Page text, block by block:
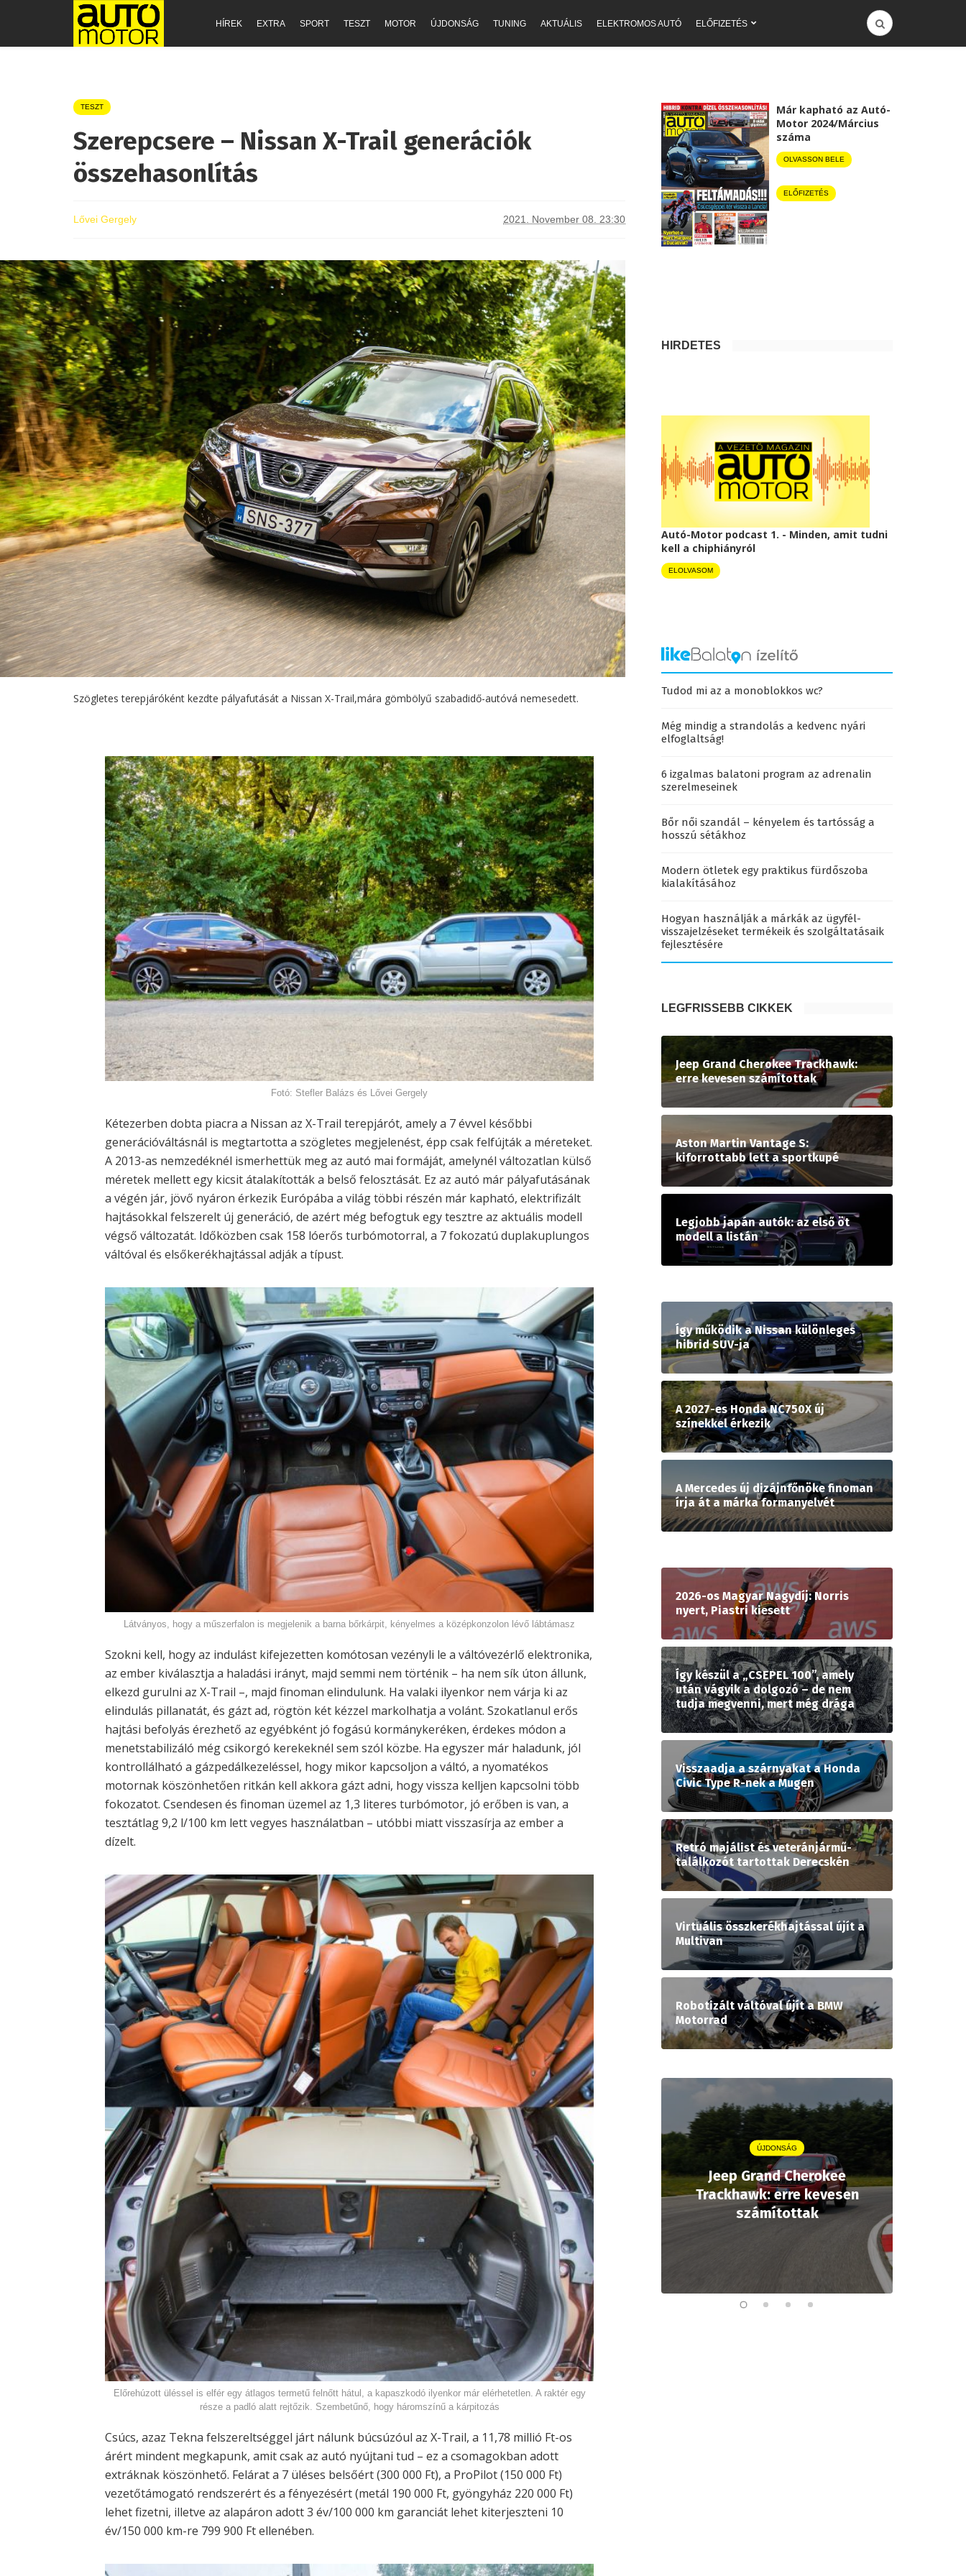
HÍREK EXTRA SPORT TESZT MOTOR ÚJDONSÁG TUNING AKTUÁLIS ELEKTROMOS AUTÓ ELŐFIZETÉS
TESZT
Szerepcsere – Nissan X-Trail generációk
összehasonlítás
Lővei Gergely 2021. November 08. 23:30
Szögletes terepjáróként kezdte pályafutását a Nissan X-Trail,mára gömbölyű szabadidő-autóvá nemesedett.
Fotó: Stefler Balázs és Lővei Gergely
Kétezerben dobta piacra a Nissan az X-Trail terepjárót, amely a 7 évvel későbbi
generációváltásnál is megtartotta a szögletes megjelenést, épp csak felfújták a méreteket.
A 2013-as nemzedéknél ismerhettük meg az autó mai formáját, amelynél változatlan külső
méretek mellett egy kicsit átalakították a belső felosztását. Ez az autó már pályafutásának
a végén jár, jövő nyáron érkezik Európába a világ többi részén már kapható, elektrifizált
hajtásokkal felszerelt új generáció, de azért még befogtuk egy tesztre az aktuális modell
végső változatát. Időközben csak 158 lóerős turbómotorral, a 7 fokozatú duplakuplungos
váltóval és elsőkerékhajtással adják a típust.
Látványos, hogy a műszerfalon is megjelenik a barna bőrkárpit, kényelmes a középkonzolon lévő lábtámasz
Szokni kell, hogy az indulást kifejezetten komótosan vezényli le a váltóvezérlő elektronika,
az ember kiválasztja a haladási irányt, majd semmi nem történik – ha nem sík úton állunk,
elkezd gurulni az X-Trail –, majd finoman elindulunk. Ha valaki ilyenkor nem várja ki az
elindulás pillanatát, és gázt ad, rögtön két kézzel markolhatja a volánt. Szokatlanul erős
hajtási befolyás érezhető az egyébként jó fogású kormánykeréken, érdekes módon a
menetstabilizáló még csikorgó kerekeknél sem szól közbe. Ha egyszer már haladunk, jól
kontrollálható a gázpedálkezeléssel, hogy mikor kapcsoljon a váltó, a nyomatékos
motornak köszönhetően ritkán kell akkora gázt adni, hogy vissza kelljen kapcsolni több
fokozatot. Csendesen és finoman üzemel az 1,3 literes turbómotor, jó erőben is van, a
tesztátlag 9,2 l/100 km lett vegyes használatban – utóbbi miatt visszasírja az ember a
dízelt.
Előrehúzott üléssel is elfér egy átlagos termetű felnőtt hátul, a kapaszkodó ilyenkor már elérhetetlen. A raktér egy
része a padló alatt rejtőzik. Szembetűnő, hogy háromszínű a kárpitozás
Csúcs, azaz Tekna felszereltséggel járt nálunk búcsúzóul az X-Trail, a 11,78 millió Ft-os
árért mindent megkapunk, amit csak az autó nyújtani tud – ez a csomagokban adott
extráknak köszönhető. Felárat a 7 üléses belsőért (300 000 Ft), a ProPilot (150 000 Ft)
vezetőtámogató rendszerért és a fényezésért (metál 190 000 Ft, gyöngyház 220 000 Ft)
lehet fizetni, illetve az alapáron adott 3 év/100 000 km garanciát lehet kiterjeszteni 10
év/150 000 km-re 799 900 Ft ellenében.
Már kapható az Autó-
Motor 2024/Március
száma
OLVASSON BELE
ELŐFIZETÉS
HIRDETÉS
Autó-Motor podcast 1. - Minden, amit tudni
kell a chiphiányról
ELOLVASOM
Tudod mi az a monoblokkos wc?
Még mindig a strandolás a kedvenc nyári
elfoglaltság!
6 izgalmas balatoni program az adrenalin
szerelmeseinek
Bőr női szandál – kényelem és tartósság a
hosszú sétákhoz
Modern ötletek egy praktikus fürdőszoba
kialakításához
Hogyan használják a márkák az ügyfél-
visszajelzéseket termékeik és szolgáltatásaik
fejlesztésére
LEGFRISSEBB CIKKEK
Jeep Grand Cherokee Trackhawk:
erre kevesen számítottak
Aston Martin Vantage S:
kiforrottabb lett a sportkupé
Legjobb japán autók: az első öt
modell a listán
Így működik a Nissan különleges
hibrid SUV-ja
A 2027-es Honda NC750X új
színekkel érkezik
A Mercedes új dizájnfőnöke finoman
írja át a márka formanyelvét
2026-os Magyar Nagydíj: Norris
nyert, Piastri kiesett
Így készül a „CSEPEL 100”, amely
után vágyik a dolgozó – de nem
tudja megvenni, mert még drága
Visszaadja a szárnyakat a Honda
Civic Type R-nek a Mugen
Retró majálist és veteránjármű-
találkozót tartottak Derecskén
Virtuális összkerékhajtással újít a
Multivan
Robotizált váltóval újít a BMW
Motorrad
ÚJDONSÁG
Jeep Grand Cherokee
Trackhawk: erre kevesen
számítottak